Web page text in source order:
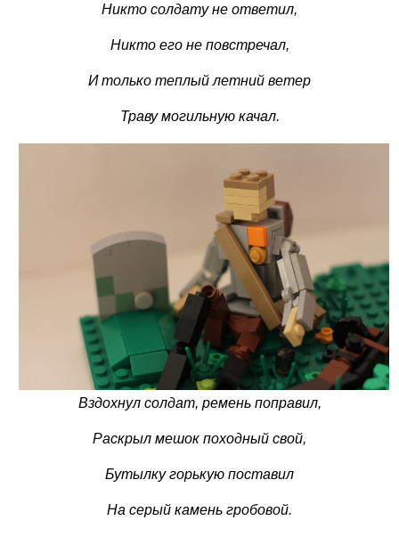
Никто солдату не ответил,
Никто его не повстречал,
И только теплый летний ветер
Траву могильную качал.
Вздохнул солдат, ремень поправил,
Раскрыл мешок походный свой,
Бутылку горькую поставил
На серый камень гробовой.